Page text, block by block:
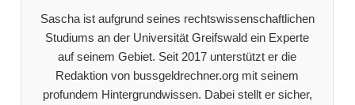
Sascha ist aufgrund seines rechtswissenschaftlichen
Studiums an der Universität Greifswald ein Experte
auf seinem Gebiet. Seit 2017 unterstützt er die
Redaktion von bussgeldrechner.org mit seinem
profundem Hintergrundwissen. Dabei stellt er sicher,